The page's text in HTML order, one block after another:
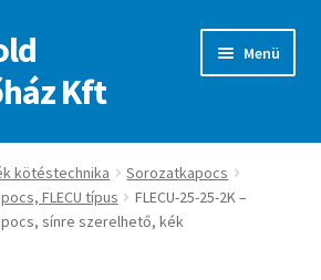
Kft
Menü
kötéstechnika
Sorozatkapocs
FLECU típus
FLECU-25-25-2K –
sínre szerelhető, kék